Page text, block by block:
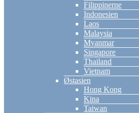
Filippinerne
Indonesien
Laos
Malaysia
Myanmar
Singapore
Thailand
Vietnam
Østasien
Hong Kong
Kina
Taiwan